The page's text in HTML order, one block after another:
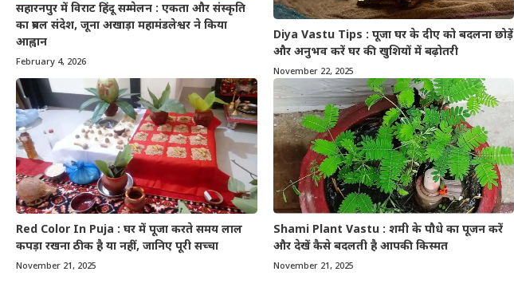
सहारनपुर में विराट हिंदू सम्मेलन : एकता और संस्कृति
का प्रबल संदेश, जूना अखाड़ा महामंडलेश्वर ने किया
आह्वान
February 4, 2026
Diya Vastu Tips : पूजा घर के दीए को बदलना छोड़ें
और अनुभव करें घर की खुशियों में बढ़ोतरी
November 22, 2025
Red Color In Puja : घर में पूजा करते समय लाल
कपड़ा रखना ठीक है या नहीं, जानिए पूरी सच्चा
November 21, 2025
Shami Plant Vastu : शमी के पौधे का पूजन करें
और देखें कैसे बदलती है आपकी किस्मत
November 21, 2025